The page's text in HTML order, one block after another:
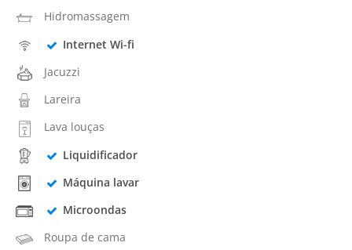
Hidromassagem
Internet Wi-fi
Jacuzzi
Lareira
Lava louças
Liquidificador
Máquina lavar
Microondas
Roupa de cama